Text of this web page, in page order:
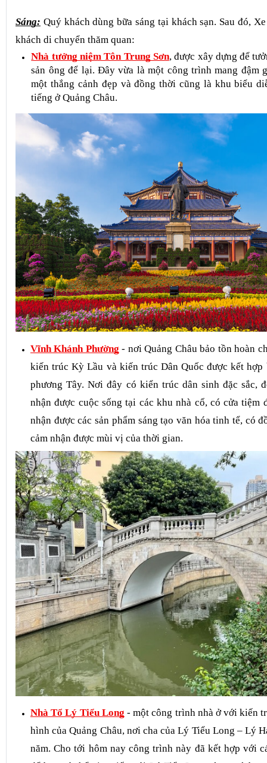
NGÀY 03: QUẢNG CHÂU
Sáng: Quý khách dùng bữa sáng tại khách sạn. Sau đó,
khách di chuyển thăm quan:
Nhà tưởng niệm Tôn Trung Sơn, được xây dựng để
sản ông để lại. Đây vừa là một công trình mang đậm
một thắng cảnh đẹp và đồng thời cũng là khu biểu
tiếng ở Quảng Châu.
Vĩnh Khánh Phường - nơi Quảng Châu bảo tồn hoàn
kiến trúc Kỳ Lầu và kiến trúc Dân Quốc được kết hợp
phương Tây. Nơi đây có kiển trúc dân sinh đặc sắc,
nhận được cuộc sống tại các khu nhà cổ, có cửa tiệm
nhận được các sản phẩm sáng tạo văn hóa tinh tể, có
cảm nhận được mùi vị của thời gian.
Nhà Tổ Lý Tiểu Long - một công trình nhà ở với kiến
hình của Quảng Châu, nơi cha của Lý Tiểu Long – Lý